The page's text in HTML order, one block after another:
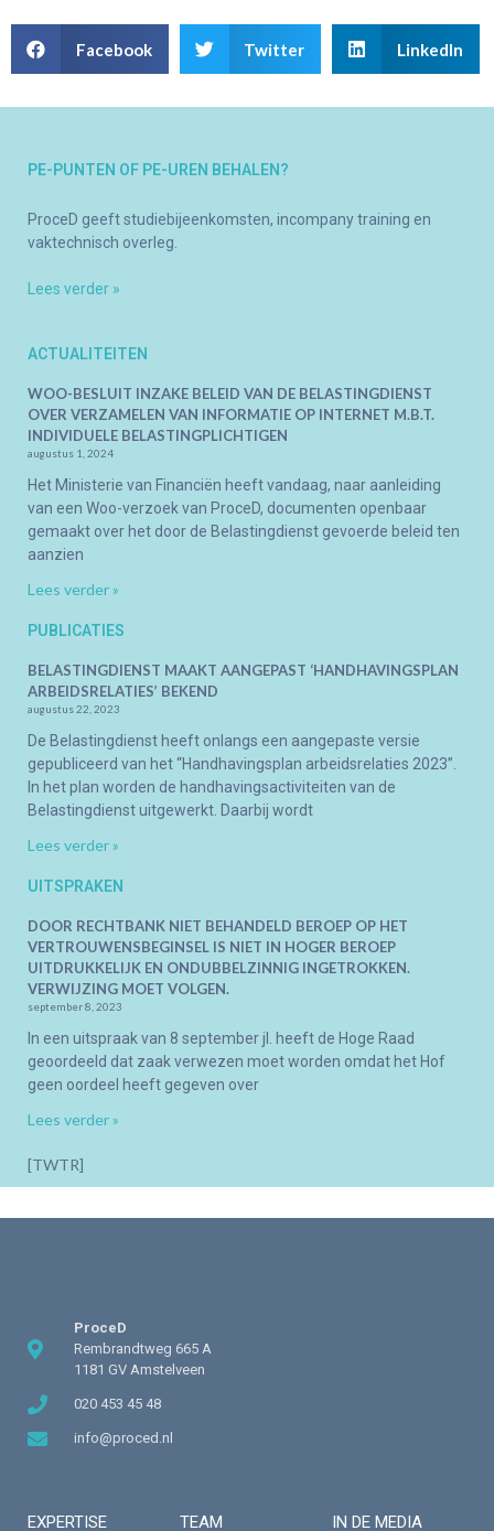
Facebook Twitter LinkedIn
PE-PUNTEN OF PE-UREN BEHALEN?
ProceD geeft studiebijeenkomsten, incompany training en
vaktechnisch overleg.
Lees verder »
ACTUALITEITEN
WOO-BESLUIT INZAKE BELEID VAN DE BELASTINGDIENST
OVER VERZAMELEN VAN INFORMATIE OP INTERNET M.B.T.
INDIVIDUELE BELASTINGPLICHTIGEN
augustus 1, 2024
Het Ministerie van Financiën heeft vandaag, naar aanleiding
van een Woo-verzoek van ProceD, documenten openbaar
gemaakt over het door de Belastingdienst gevoerde beleid ten
aanzien
Lees verder »
PUBLICATIES
BELASTINGDIENST MAAKT AANGEPAST ‘HANDHAVINGSPLAN
ARBEIDSRELATIES’ BEKEND
augustus 22, 2023
De Belastingdienst heeft onlangs een aangepaste versie
gepubliceerd van het “Handhavingsplan arbeidsrelaties 2023”.
In het plan worden de handhavingsactiviteiten van de
Belastingdienst uitgewerkt. Daarbij wordt
Lees verder »
UITSPRAKEN
DOOR RECHTBANK NIET BEHANDELD BEROEP OP HET
VERTROUWENSBEGINSEL IS NIET IN HOGER BEROEP
UITDRUKKELIJK EN ONDUBBELZINNIG INGETROKKEN.
VERWIJZING MOET VOLGEN.
september 8, 2023
In een uitspraak van 8 september jl. heeft de Hoge Raad
geoordeeld dat zaak verwezen moet worden omdat het Hof
geen oordeel heeft gegeven over
Lees verder »
[TWTR]
ProceD
Rembrandtweg 665 A
1181 GV Amstelveen
020 453 45 48
info@proced.nl
EXPERTISE TEAM IN DE MEDIA